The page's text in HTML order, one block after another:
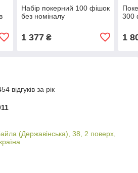
Набір покерний 100 фішок
без номіналу
1 377₴
300
1
відгуків за рік
(Державінська), 38, 2 поверх,